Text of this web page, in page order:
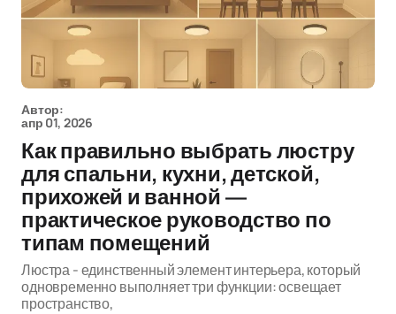
Автор:
апр 01, 2026
Как правильно выбрать люстру
для спальни, кухни, детской,
прихожей и ванной —
практическое руководство по
типам помещений
Люстра - единственный элемент интерьера, который
одновременно выполняет три функции: освещает
пространство,